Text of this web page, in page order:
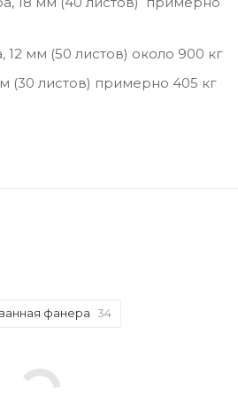
мм (50 листов) около 900 кг
(30 листов) примерно 405 кг
фанера 34